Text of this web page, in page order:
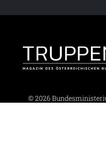
© 2026